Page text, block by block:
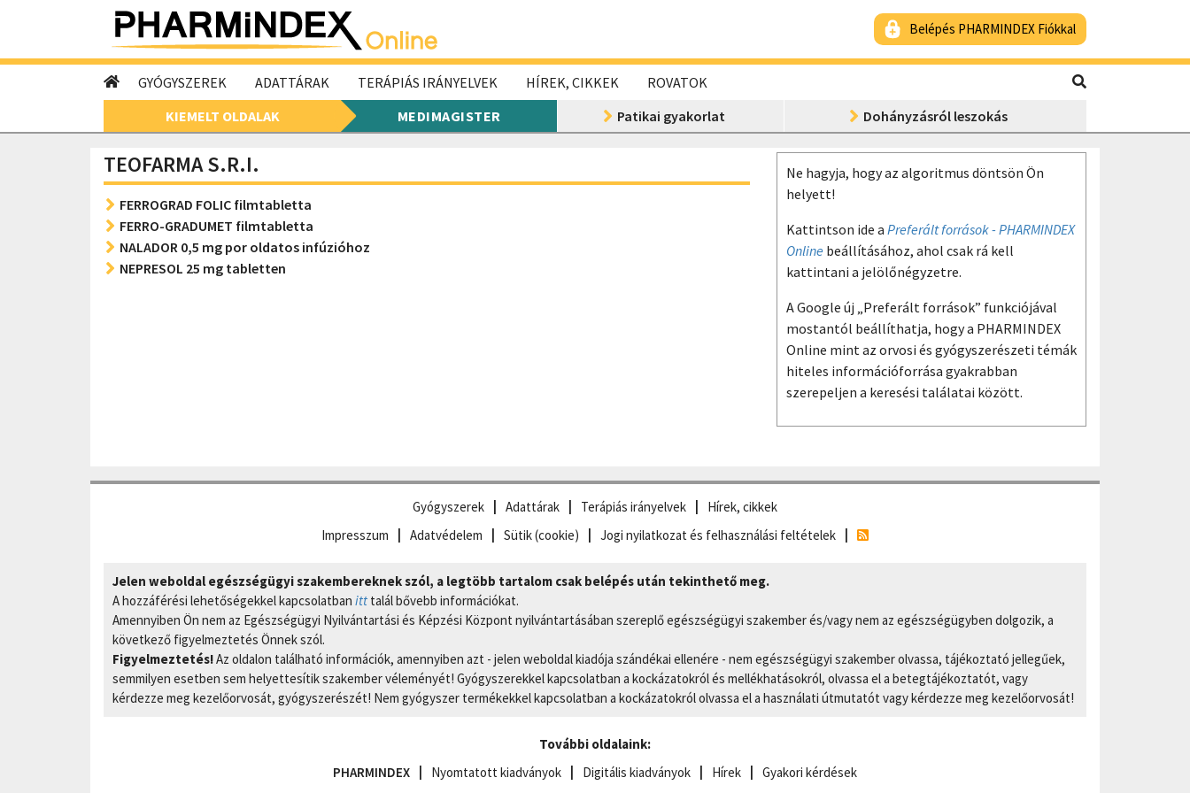
Belépés PHARMINDEX Fiókkal
GYÓGYSZEREK ADATTÁRAK TERÁPIÁS IRÁNYELVEK HÍREK, CIKKEK
ROVATOK
KIEMELT OLDALAK
MEDIMAGISTER Patikai gyakorlat Dohányzásról leszokás
TEOFARMA S.R.I.
FERROGRAD FOLIC filmtabletta
FERRO-GRADUMET filmtabletta
NALADOR 0,5 mg por oldatos infúzióhoz
NEPRESOL 25 mg tabletten
Ne hagyja, hogy az algoritmus döntsön Ön
helyett!
Kattintson ide a Preferált források - PHARMINDEX
Online beállításához, ahol csak rá kell
kattintani a jelölőnégyzetre.
A Google új „Preferált források” funkciójával
mostantól beállíthatja, hogy a PHARMINDEX
Online mint az orvosi és gyógyszerészeti témák
hiteles információforrása gyakrabban
szerepeljen a keresési találatai között.
Gyógyszerek Adattárak Terápiás irányelvek
Hírek, cikkek
Impresszum
Adatvédelem Sütik (cookie) Jogi nyilatkozat és felhasználási feltételek
Jelen weboldal egészségügyi szakembereknek szól, a legtöbb tartalom csak belépés után tekinthető meg.
A hozzáférési lehetőségekkel kapcsolatban itt talál bővebb információkat.
Amennyiben Ön nem az Egészségügyi Nyilvántartási és Képzési Központ nyilvántartásában szereplő egészségügyi szakember és/vagy nem az egészségügyben dolgozik, a
következő figyelmeztetés Önnek szól.
Figyelmeztetés!Az oldalon található információk, amennyiben azt - jelen weboldal kiadója szándékai ellenére - nem egészségügyi szakember olvassa, tájékoztató jellegűek,
semmilyen esetben sem helyettesítik szakember véleményét! Gyógyszerekkel kapcsolatban a kockázatokról és mellékhatásokról, olvassa el a betegtájékoztatót, vagy
kérdezze meg kezelőorvosát, gyógyszerészét! Nem gyógyszer termékekkel kapcsolatban a kockázatokról olvassa el a használati útmutatót vagy kérdezze meg kezelőorvosát!
További oldalaink:
PHARMINDEX
Nyomtatott kiadványok Digitális kiadványok Hírek Gyakori kérdések